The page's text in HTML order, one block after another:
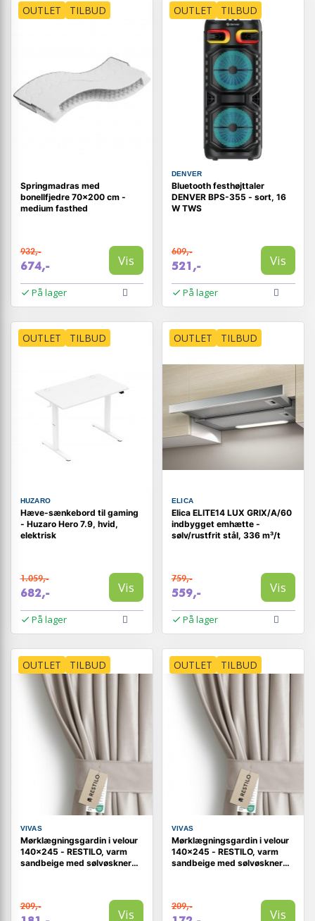
OUTLET TILBUD
Springmadras med
bonellfjedre 70×200 cm -
medium fasthed
932,-
674,- Vis
På lager
OUTLET TILBUD
DENVER
Bluetooth festhøjttaler
DENVER BPS-355 - sort, 16
W TWS
609,-
521,- Vis
På lager
OUTLET TILBUD
HUZARO
Hæve-sænkebord til gaming
- Huzaro Hero 7.9, hvid,
elektrisk
1.059,-
682,- Vis
På lager
OUTLET TILBUD
ELICA
Elica ELITE14 LUX GRIX/A/60
indbygget emhætte -
sølv/rustfrit stål, 336 m³/t
759,-
559,- Vis
På lager
OUTLET TILBUD
VIVAS
Mørklægningsgardin i velour
140x245 - RESTILO, varm
sandbeige med sølvøskner
209,-
Vis
OUTLET TILBUD
VIVAS
Mørklægningsgardin i velour
140x245 - RESTILO, varm
sandbeige med sølvøskner
209,-
Vis